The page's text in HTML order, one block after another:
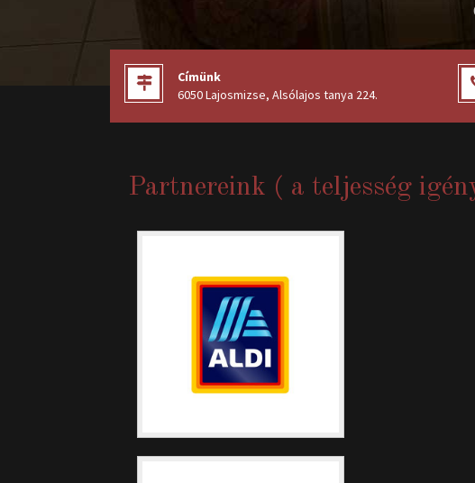
Címünk
6050 Lajosmizse, Alsólajos tanya 224.
Partnereink ( a teljesség